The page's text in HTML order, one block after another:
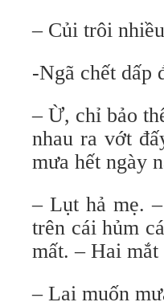
– Củi trôi
-Ngã chết dấp
– Ừ, chỉ bảo
nhau ra vớt
mưa hết ngày
– Lụt hả mẹ.
trên cái hủm
mất. – Hai
– Lại muốn